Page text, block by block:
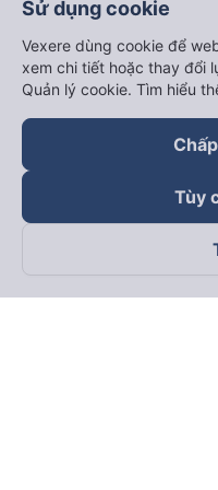
Theo dõi chúng tôi
Sử dụng cookie
Vexere dùng cookie để
xem chi tiết hoặc thay đổi
Quản lý cookie. Tìm hiểu
Tùy